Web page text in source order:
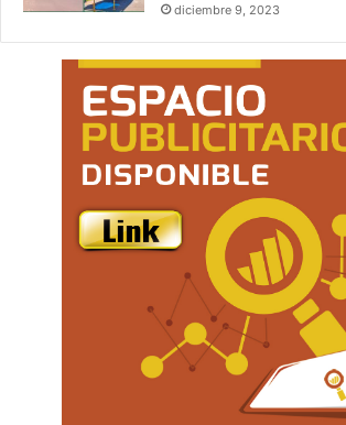
diciembre 9, 2023